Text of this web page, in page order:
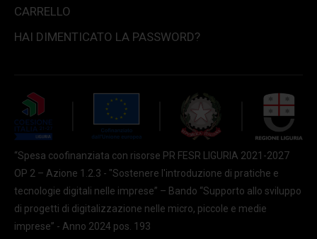
CARRELLO
HAI DIMENTICATO LA PASSWORD?
“Spesa coofinanziata con risorse PR FESR LIGURIA 2021-2027
OP 2 – Azione 1.2.3 - "Sostenere l'introduzione di pratiche e
tecnologie digitali nelle imprese” – Bando “Supporto allo sviluppo
di progetti di digitalizzazione nelle micro, piccole e medie
imprese” - Anno 2024 pos. 193